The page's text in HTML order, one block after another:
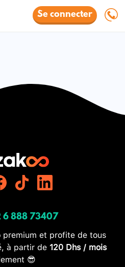
Se connecter
6 888 73407
et profite de tous
à partir de 120 Dhs / mois
😎